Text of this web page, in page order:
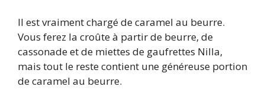
Il est vraiment chargé de caramel au beurre.
Vous ferez la croûte à partir de beurre, de
cassonade et de miettes de gaufrettes Nilla,
mais tout le reste contient une généreuse portion
de caramel au beurre.